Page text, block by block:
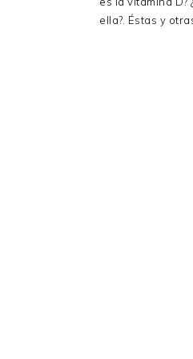
ella?. Éstas y